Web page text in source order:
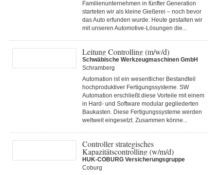
Familienunternehmen in fünfter Generation
starteten wir als kleine Gießerei – noch bevor
das Auto erfunden wurde. Heute gestalten wir
mit unseren Automotive-Lösungen die...
Leitung Controlling (m/w/d)
Schwäbische Werkzeugmaschinen GmbH
Schramberg
Automation ist ein wesentlicher Bestandteil
hochproduktiver Fertigungssysteme. SW
Automation erschließt diese Vorteile mit einem
in Hard- und Software modular gegliederten
Baukasten. Diese Fertigungs­systeme werden
weltweit eingesetzt. Zusammen könne...
Controller strategisches
Kapazitätscontrolling (w/m/d)
HUK-COBURG Versicherungsgruppe
Coburg